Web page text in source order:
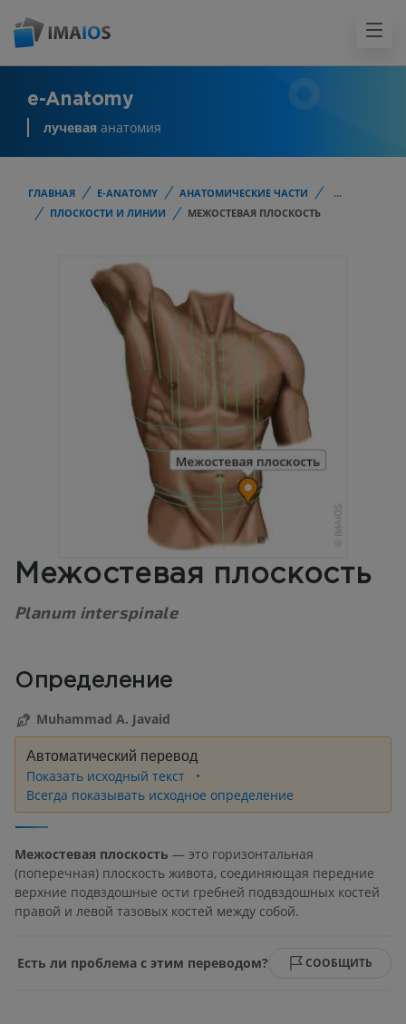
e-Anatomy
лучевая анатомия
ГЛАВНАЯ E-ANATOMY АНАТОМИЧЕСКИЕ ЧАСТИ
...
ПЛОСКОСТИ И ЛИНИИ
МЕЖОСТЕВАЯ ПЛОСКОСТЬ
Межостевая плоскость
Planum interspinale
Определение
Muhammad A. Javaid
Автоматический перевод
Показать исходный текст
Всегда показывать исходное определение
Межостевая плоскость — это горизонтальная
(поперечная) плоскость живота, соединяющая передние
верхние подвздошные ости гребней подвздошных костей
правой и левой тазовых костей между собой.
Есть ли проблема с этим переводом? СООБЩИТЬ